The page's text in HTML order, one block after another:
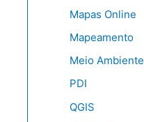
Mapas Online
Mapeamento
Meio Ambiente
PDI
QGIS